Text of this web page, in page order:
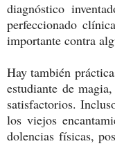
diagnóstico
perfeccionado
importante contra
Hay también
estudiante de
satisfactorios.
los viejos
dolencias físicas,